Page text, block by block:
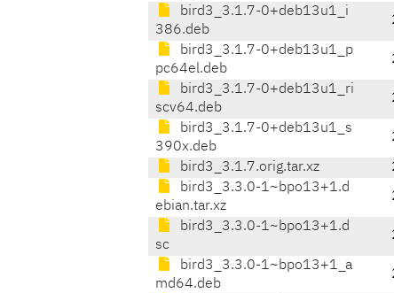
bird3_3.1.7-0+deb13u1_i
386.deb
bird3_3.1.7-0+deb13u1_p
pc64el.deb
bird3_3.1.7-0+deb13u1_ri
scv64.deb
bird3_3.1.7-0+deb13u1_s
390x.deb
bird3_3.1.7.orig.tar.xz
bird3_3.3.0-1~bpo13+1.d
ebian.tar.xz
bird3_3.3.0-1~bpo13+1.d
sc
bird3_3.3.0-1~bpo13+1_a
md64.deb